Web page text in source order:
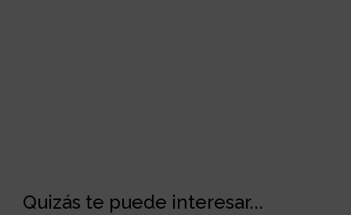
Quizás te puede interesar...